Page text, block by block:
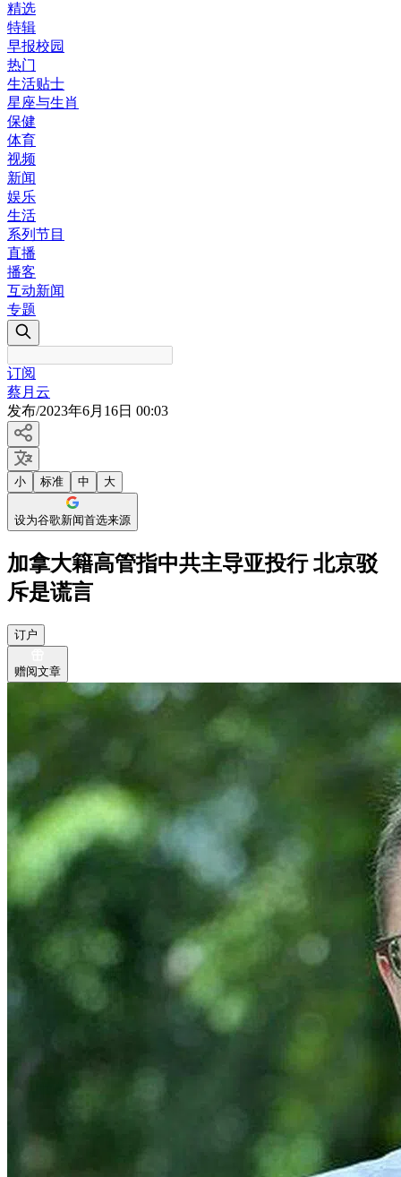
精选
特辑
早报校园
热门
生活贴士
星座与生肖
保健
体育
视频
新闻
娱乐
生活
系列节目
直播
播客
互动新闻
专题
订阅
蔡月云
发布/2023年6月16日 00:03
小 标准 中 大
设为谷歌新闻首选来源
加拿大籍高管指中共主导亚投行 北京驳
斥是谎言
订户
赠阅文章